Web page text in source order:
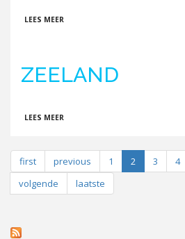
LEES MEER
ZEELAND
LEES MEER
first previous 1 2 3 4
volgende
laatste